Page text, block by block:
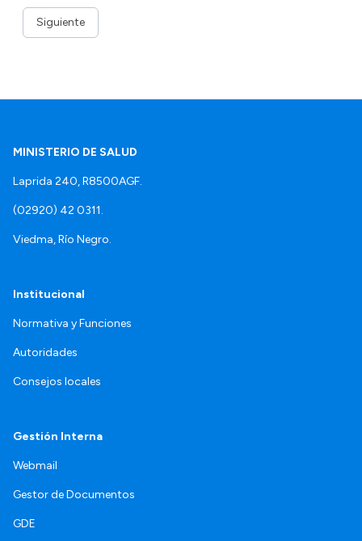
Siguiente
MINISTERIO DE SALUD
Laprida 240, R8500AGF.
(02920) 42 0311.
Viedma, Río Negro.
Institucional
Normativa y Funciones
Autoridades
Consejos locales
Gestión Interna
Webmail
Gestor de Documentos
GDE